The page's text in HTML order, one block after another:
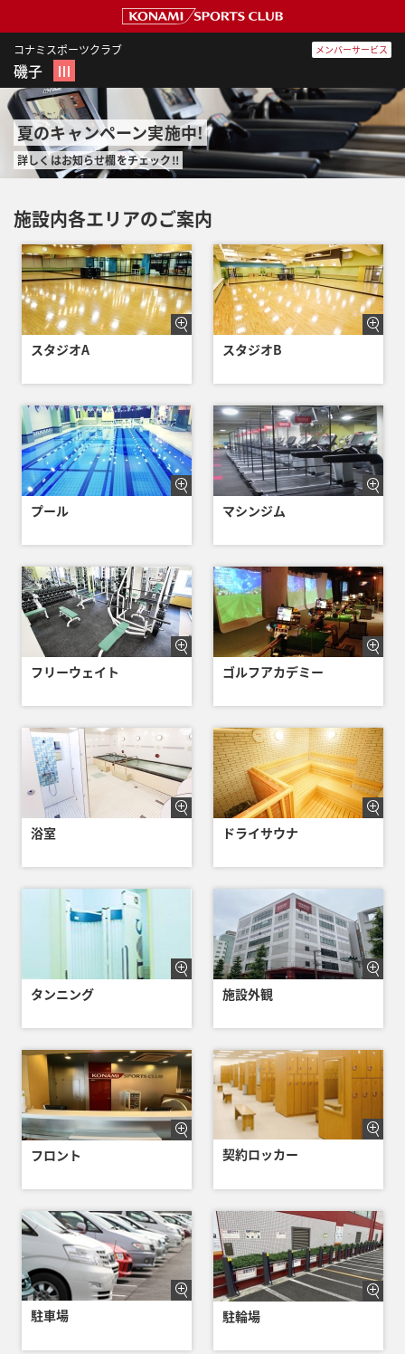
コナミスポーツクラブ
磯子 Ⅲ
メンバーサービス
夏のキャンペーン実施中!
詳しくはお知らせ欄をチェック!!
施設内各エリアのご案内
スタジオA スタジオB
プール マシンジム
フリーウェイト ゴルフアカデミー
浴室 ドライサウナ
タンニング 施設外観
フロント 契約ロッカー
駐車場 駐輪場